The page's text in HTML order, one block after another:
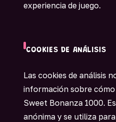
experiencia de juego.
COOKIES DE ANÁLISIS
Las cookies de análisis
información sobre
Sweet Bonanza 1000.
anónima y se utiliza